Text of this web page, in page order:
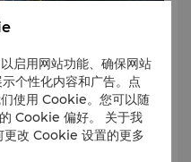
纽，与虹桥机场T2航站楼紧
地铁2、10号线交汇于此，
捷。
启用网站功能、确保网站
个性化内容和广告。点
使用 Cookie。您可以随
Cookie 偏好。 关于我
改 Cookie 设置的更多